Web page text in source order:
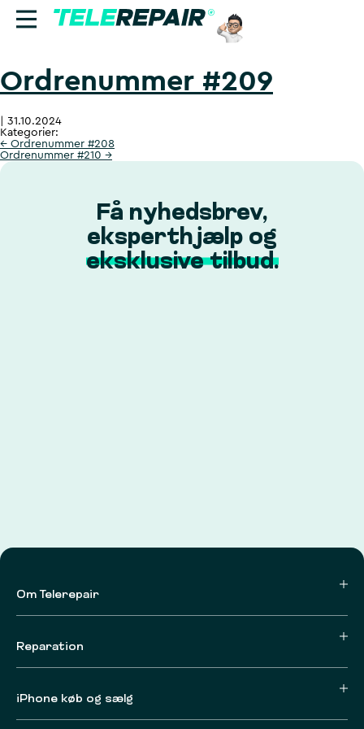
Reparation
Sælg
Find butik
Ring til os:
+45 70 60 55 90
Ordrenummer #209
31.10.2024
Kategorier:
← Ordrenummer #208
Ordrenummer #210 →
Få nyhedsbrev,
eksperthjælp og
eksklusive tilbud.
Om Telerepair
Reparation
iPhone køb og sælg